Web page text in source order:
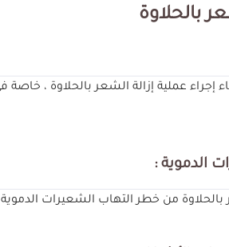
بالحلاوة
إجراء عملية إزالة الشعر بالحلاوة
الدموية :
بالحلاوة من خطر التهاب الشعيرات